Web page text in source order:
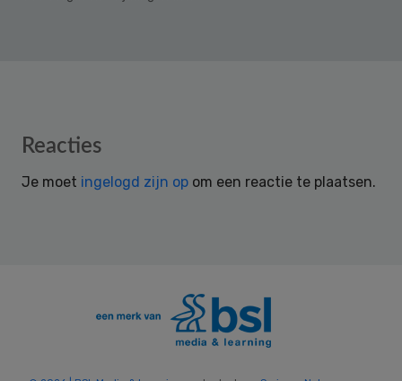
Reader
Reacties
Je moet ingelogd zijn op om een reactie te plaatsen.